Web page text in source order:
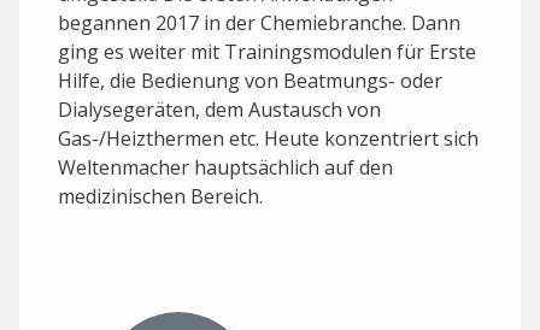
begannen 2017 in der Chemiebranche. Dann
ging es weiter mit Trainingsmodulen für Erste
Hilfe, die Bedienung von Beatmungs- oder
Dialysegeräten, dem Austausch von
Gas-/Heizthermen etc. Heute konzentriert sich
Weltenmacher hauptsächlich auf den
medizinischen Bereich.